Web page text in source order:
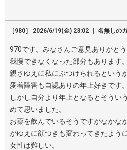
［980］ 2026/6/19(金) 23:02 ｜ 名無しの
970です。みなさんご意見ありがとう
我慢できなくなった部分もあります。
親さゆえに私にぶつけられるという
愛着障害も自認ありの年上好きです。
しかし自分より年上となるとそうい
めて思いました。
お薬を飲んでいるそうですがなかな
がゆえに顔つきも変わってきたよう
女性は難しい。